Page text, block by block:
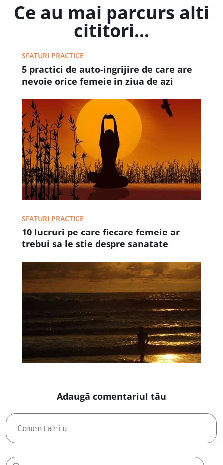
Ce au mai parcurs alti
cititori...
SFATURI PRACTICE
5 practici de auto-ingrijire de care are
nevoie orice femeie in ziua de azi
SFATURI PRACTICE
10 lucruri pe care fiecare femeie ar
trebui sa le stie despre sanatate
Adaugă comentariul tău